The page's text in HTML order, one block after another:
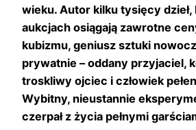
wieku. Autor kilku tysięcy dzieł,
aukcjach osiągają zawrotne
kubizmu, geniusz sztuki
prywatnie –oddany przyjaciel,
troskliwy ojciec i człowiek
Wybitny, nieustannie
czerpał z życia pełnymi